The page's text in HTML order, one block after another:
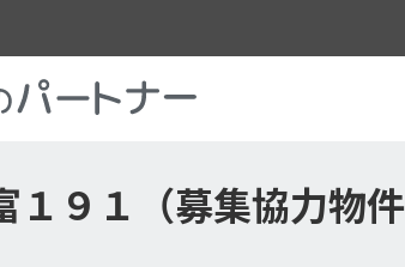
富１９１（募集協